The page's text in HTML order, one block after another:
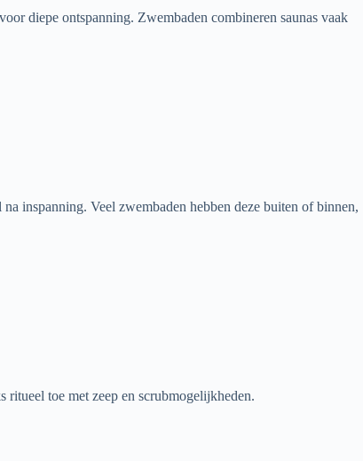
diepe ontspanning. Zwembaden combineren saunas vaak
inspanning. Veel zwembaden hebben deze buiten of binnen,
ritueel toe met zeep en scrubmogelijkheden.